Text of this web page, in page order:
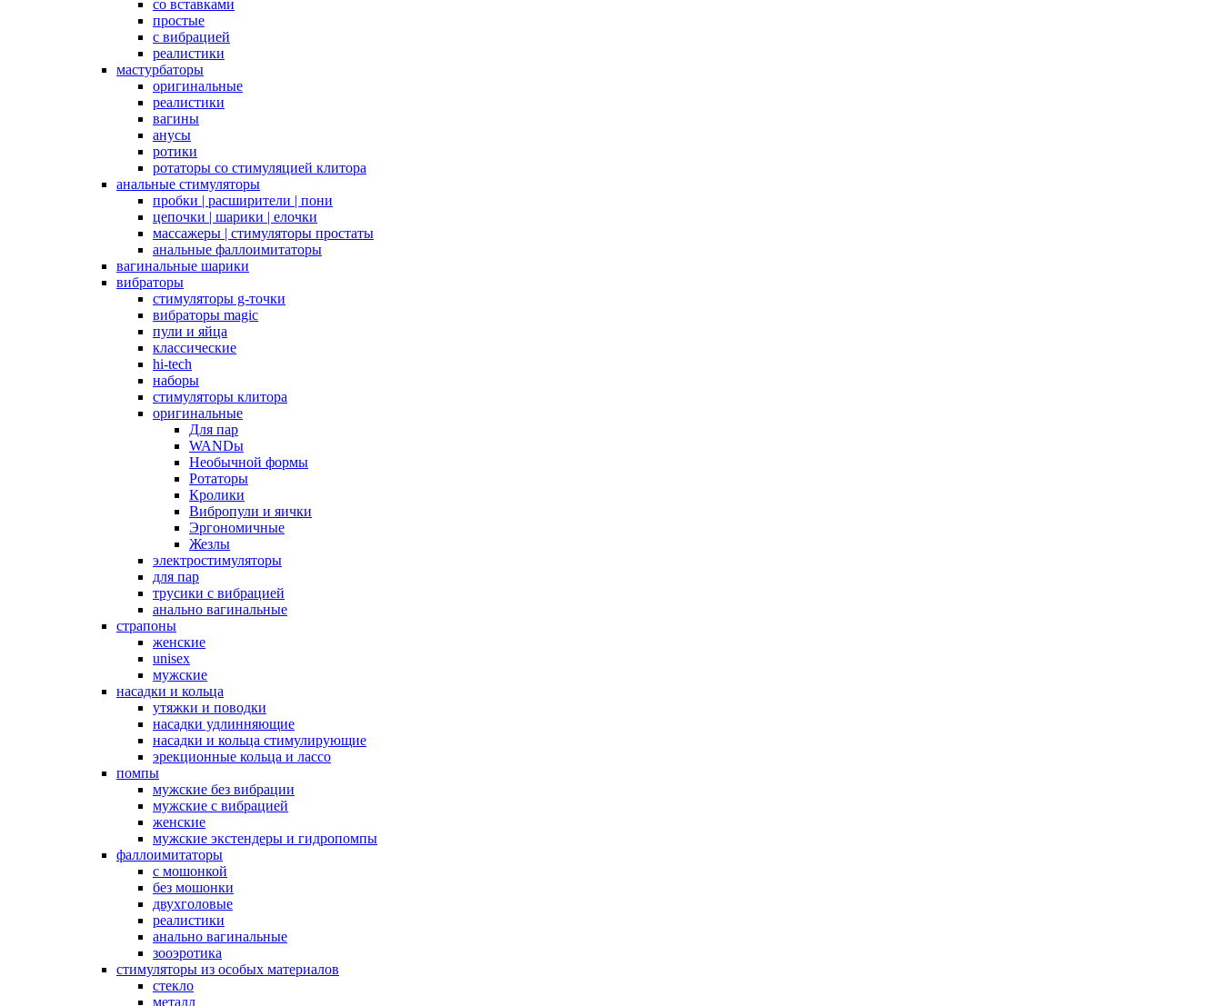
со вставками
простые
с вибрацией
реалистики
мастурбаторы
оригинальные
реалистики
вагины
анусы
ротики
ротаторы со стимуляцией клитора
анальные стимуляторы
пробки | расширители | пони
цепочки | шарики | елочки
массажеры | стимуляторы простаты
анальные фаллоимитаторы
вагинальные шарики
вибраторы
стимуляторы g-точки
вибраторы magic
пули и яйца
классические
hi-tech
наборы
стимуляторы клитора
оригинальные
Для пар
WANDы
Необычной формы
Ротаторы
Кролики
Вибропули и яички
Эргономичные
Жезлы
электростимуляторы
для пар
трусики с вибрацией
анально вагинальные
страпоны
женские
unisex
мужские
насадки и кольца
утяжки и поводки
насадки удлинняющие
насадки и кольца стимулирующие
эрекционные кольца и лассо
помпы
мужские без вибрации
мужские с вибрацией
женские
мужские экстендеры и гидропомпы
фаллоимитаторы
с мошонкой
без мошонки
двухголовые
реалистики
анально вагинальные
зооэротика
стимуляторы из особых материалов
стекло
металл